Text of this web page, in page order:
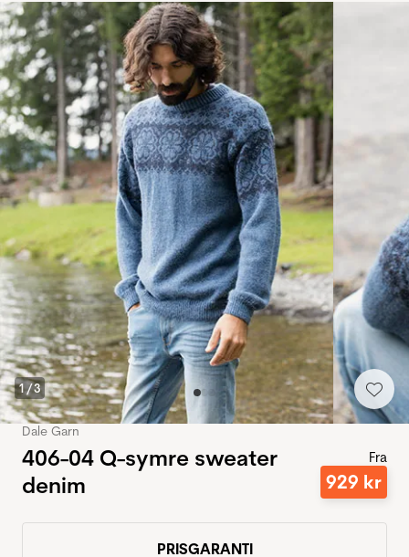
1/3
Dale Garn
406-04 Q-symre sweater
denim
Fra
929 kr
PRISGARANTI